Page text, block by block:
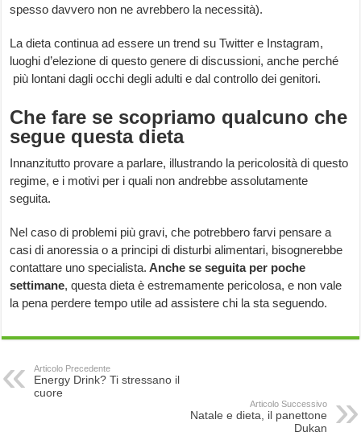
spesso davvero non ne avrebbero la necessità).
La dieta continua ad essere un trend su Twitter e Instagram,
luoghi d’elezione di questo genere di discussioni, anche perché
più lontani dagli occhi degli adulti e dal controllo dei genitori.
Che fare se scopriamo qualcuno che
segue questa dieta
Innanzitutto provare a parlare, illustrando la pericolosità di questo
regime, e i motivi per i quali non andrebbe assolutamente
seguita.
Nel caso di problemi più gravi, che potrebbero farvi pensare a
casi di anoressia o a principi di disturbi alimentari, bisognerebbe
contattare uno specialista. Anche se seguita per poche
settimane, questa dieta è estremamente pericolosa, e non vale
la pena perdere tempo utile ad assistere chi la sta seguendo.
Articolo Precedente
Energy Drink? Ti stressano il
cuore
Articolo Successivo
Natale e dieta, il panettone
Dukan